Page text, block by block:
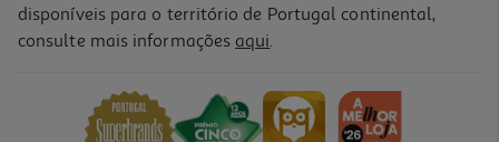
Livro O Diário De Um Banana 9 Assim Vais Longe - Jeff Kinney
PVP de editor
10,19 €
disponíveis para o território de Portugal continental,
consulte mais informações aqui.